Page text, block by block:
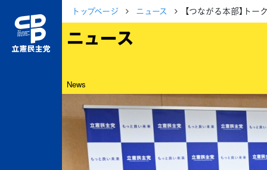
トップページ ニュース 【つながる本部】ト
ニュース
News